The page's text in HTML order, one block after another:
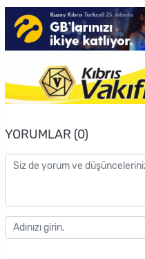
YORUMLAR (0)